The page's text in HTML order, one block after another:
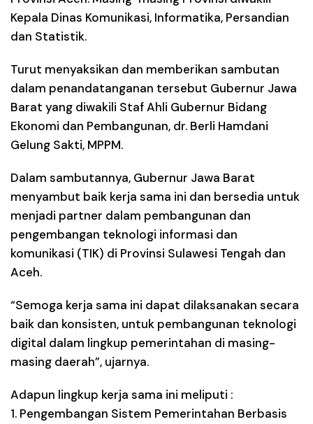
Kepala Dinas Komunikasi, Informatika, Persandian
dan Statistik.
Turut menyaksikan dan memberikan sambutan
dalam penandatanganan tersebut Gubernur Jawa
Barat yang diwakili Staf Ahli Gubernur Bidang
Ekonomi dan Pembangunan, dr. Berli Hamdani
Gelung Sakti, MPPM.
Dalam sambutannya, Gubernur Jawa Barat
menyambut baik kerja sama ini dan bersedia untuk
menjadi partner dalam pembangunan dan
pengembangan teknologi informasi dan
komunikasi (TIK) di Provinsi Sulawesi Tengah dan
Aceh.
“Semoga kerja sama ini dapat dilaksanakan secara
baik dan konsisten, untuk pembangunan teknologi
digital dalam lingkup pemerintahan di masing-
masing daerah”, ujarnya.
Adapun lingkup kerja sama ini meliputi :
1. Pengembangan Sistem Pemerintahan Berbasis